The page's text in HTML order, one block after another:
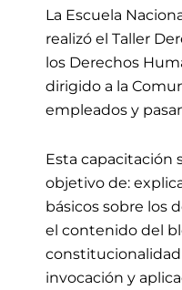
La Escuela
realizó el Taller
los Derechos
dirigido a la
empleados y
Esta capacitación
objetivo de:
básicos sobre los
el contenido del
invocación y